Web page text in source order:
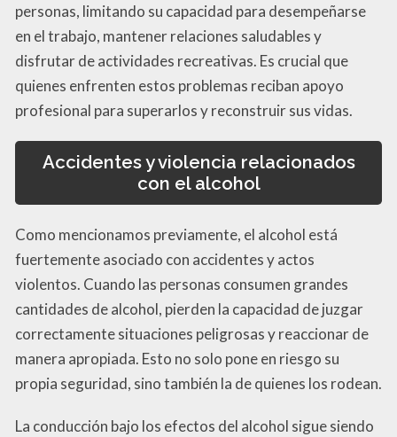
personas, limitando su capacidad para desempeñarse
en el trabajo, mantener relaciones saludables y
disfrutar de actividades recreativas. Es crucial que
quienes enfrenten estos problemas reciban apoyo
profesional para superarlos y reconstruir sus vidas.
Accidentes y violencia relacionados
con el alcohol
Como mencionamos previamente, el alcohol está
fuertemente asociado con accidentes y actos
violentos. Cuando las personas consumen grandes
cantidades de alcohol, pierden la capacidad de juzgar
correctamente situaciones peligrosas y reaccionar de
manera apropiada. Esto no solo pone en riesgo su
propia seguridad, sino también la de quienes los rodean.
La conducción bajo los efectos del alcohol sigue siendo